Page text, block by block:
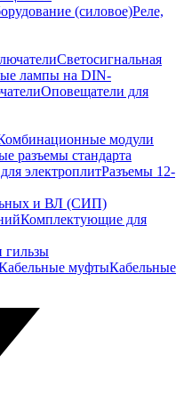
(силовое)Реле,
Светосигнальная
лампы на DIN-
Оповещатели для
модули
разъемы стандарта
электроплитРазъемы 12-
и ВЛ (СИП)
Комплектующие для
гильзы
муфтыКабельные